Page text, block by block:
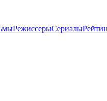
РежиссерыСериалы